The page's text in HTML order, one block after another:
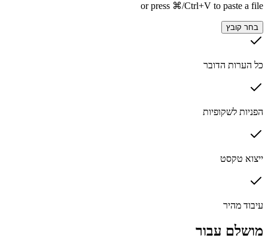
or press ⌘/Ctrl+V to paste a file
בחר קובץ
כל הערות הדובר
הפניות לשקופיות
ייצוא טקסט
עיבוד מהיר
מושלם עבור